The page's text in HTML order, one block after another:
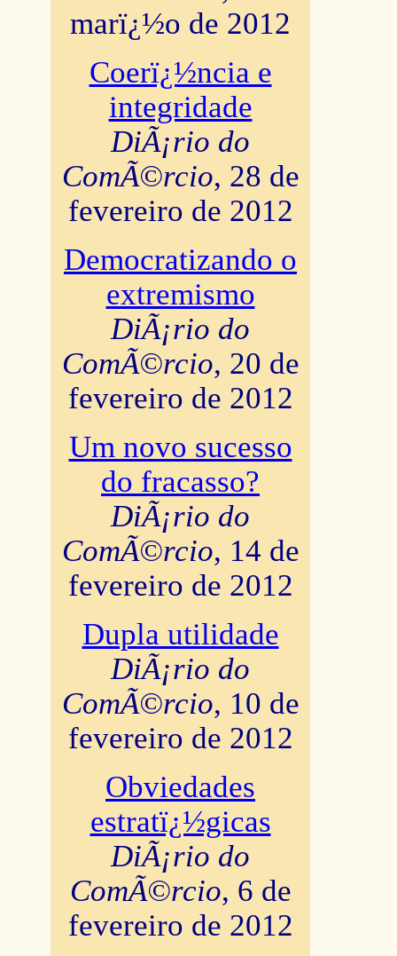
marï¿½o de 2012
Coerï¿½ncia e
integridade
DiÃ¡rio do
ComÃ©rcio, 28 de
fevereiro de 2012
Democratizando o
extremismo
DiÃ¡rio do
ComÃ©rcio, 20 de
fevereiro de 2012
Um novo sucesso
do fracasso?
DiÃ¡rio do
ComÃ©rcio, 14 de
fevereiro de 2012
Dupla utilidade
DiÃ¡rio do
ComÃ©rcio, 10 de
fevereiro de 2012
Obviedades
estratï¿½gicas
DiÃ¡rio do
ComÃ©rcio, 6 de
fevereiro de 2012